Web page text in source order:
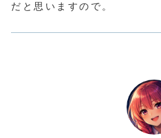
だと思いますので。